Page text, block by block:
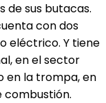
de sus butacas.
con dos
eléctrico. Y tiene
en el sector
en la trompa, en